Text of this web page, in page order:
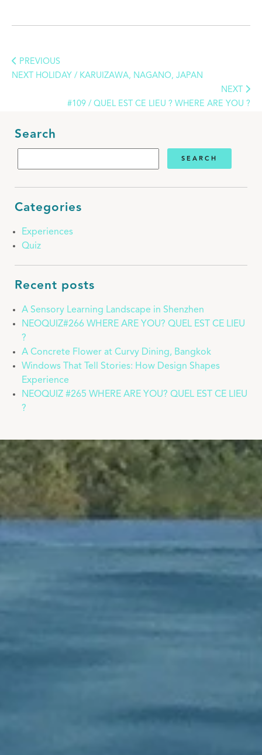
PREVIOUS
NEXT HOLIDAY / KARUIZAWA, NAGANO, JAPAN
NEXT
#109 / QUEL EST CE LIEU ? WHERE ARE YOU ?
Search
Categories
Experiences
Quiz
Recent posts
A Sensory Learning Landscape in Shenzhen
NEOQUIZ#266 WHERE ARE YOU? QUEL EST CE LIEU
?
A Concrete Flower at Curvy Dining, Bangkok
Windows That Tell Stories: How Design Shapes
Experience
NEOQUIZ #265 WHERE ARE YOU? QUEL EST CE LIEU
?